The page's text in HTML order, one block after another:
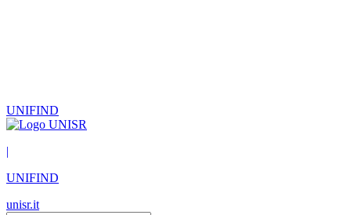
UNIFIND
|
UNIFIND
unisr.it